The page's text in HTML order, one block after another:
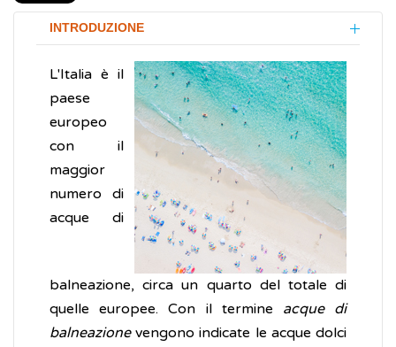
INTRODUZIONE
L'Italia è il
paese
europeo
con il
maggior
numero di
acque di
balneazione, circa un quarto del totale di
quelle europee. Con il termine acque di
balneazionevengono indicate le acque dolci